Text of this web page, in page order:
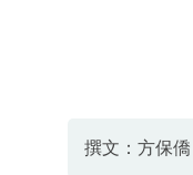
撰文：方保僑